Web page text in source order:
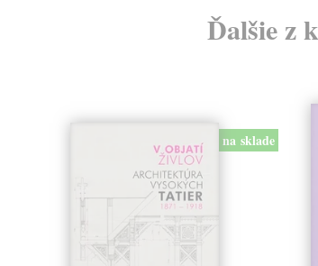
Ďalšie z
na sklade